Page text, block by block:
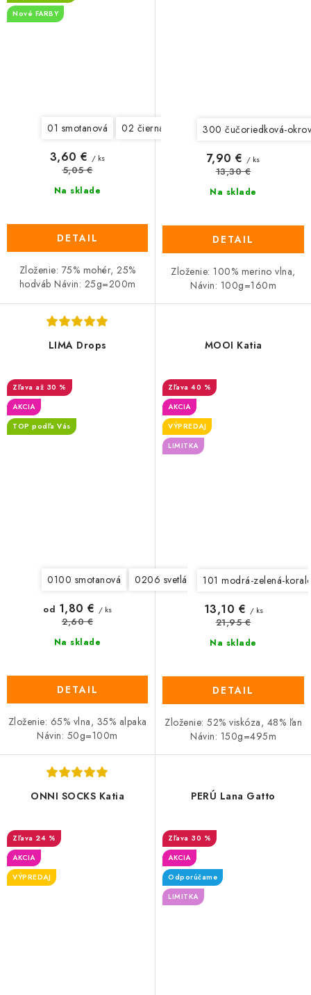
Nové FARBY
01 smotanová 02 čierna 03 svetlá ružová s fialkovým
Na sklade
3,60 € / ks
5,05 €
DETAIL
Zloženie: 75% mohér, 25%
hodváb Návin: 25g=200m
300 čučoriedková-
Na sklade
7,90 € / ks
13,30 €
DETAIL
Zloženie: 100% merino vlna,
Návin: 100g=160m
LIMA Drops
až 30 %
AKCIA
TOP podľa Vás
0100 smotanová 0206 svetlá béžová 0519 tmavá šedá
Na sklade
od 1,80 € / ks
2,60 €
DETAIL
Zloženie: 65% vlna, 35% alpaka
Návin: 50g=100m
MOOI Katia
40 %
AKCIA
VÝPREDAJ
LIMITKA
101 modrá-zelená-
Na sklade
13,10 € / ks
21,95 €
DETAIL
Zloženie: 52% viskóza, 48% ľan
Návin: 150g=495m
ONNI SOCKS Katia
24 %
AKCIA
VÝPREDAJ
PERÚ Lana Gatto
30 %
AKCIA
Odporúčame
LIMITKA